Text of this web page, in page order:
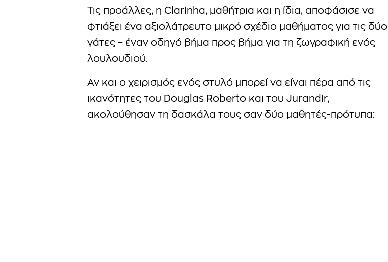
Τις προάλλες, η Clarinha, μαθήτρια και η ίδια, αποφάσισε να
φτιάξει ένα αξιολάτρευτο μικρό σχέδιο μαθήματος για τις δύο
γάτες – έναν οδηγό βήμα προς βήμα για τη ζωγραφική ενός
λουλουδιού.
Αν και ο χειρισμός ενός στυλό μπορεί να είναι πέρα από τις
ικανότητες του Douglas Roberto και του Jurandir,
ακολούθησαν τη δασκάλα τους σαν δύο μαθητές-πρότυπα: